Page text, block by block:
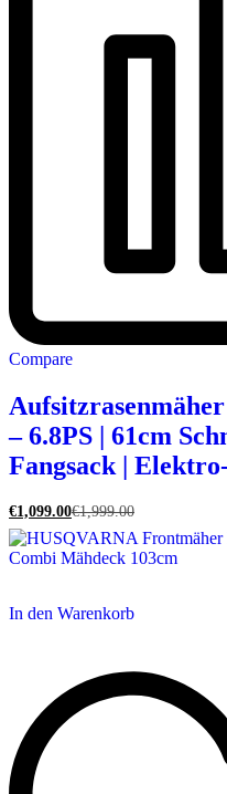
Compare
– 6.8PS | 61cm
Fangsack |
€1,099.00€1,999.00
In den Warenkorb